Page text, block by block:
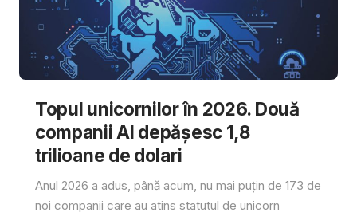
Topul unicornilor în 2026. Două
companii AI depășesc 1,8
trilioane de dolari
Anul 2026 a adus, până acum, nu mai puțin de 173 de
noi companii care au atins statutul de unicorn